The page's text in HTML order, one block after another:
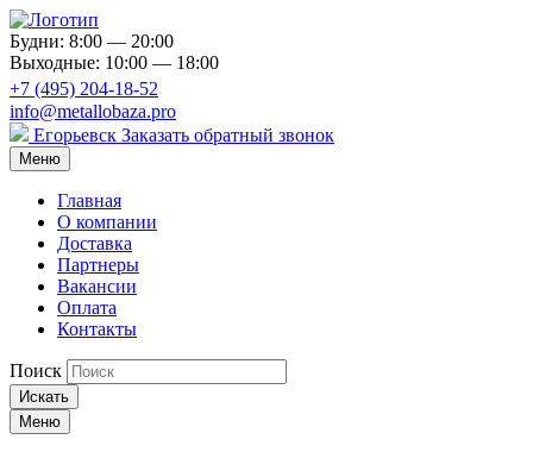
Будни: 8:00 — 20:00
Выходные: 10:00 — 18:00
+7 (495) 204-18-52
info@metallobaza.pro
Егорьевск Заказать обратный звонок
Меню
Главная
О компании
Доставка
Партнеры
Вакансии
Оплата
Контакты
Поиск
Искать
Меню